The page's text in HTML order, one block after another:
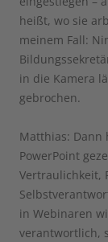
heißt, wo sie
meinem Fall:
in die Kamera
gebrochen.
Matthias:
PowerPoint
Vertraulichkeit,
in Webinaren
verantwortlich,